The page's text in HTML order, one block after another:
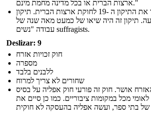
ארצות הברית או בכל מדינה מחמת מינם."
בשנת 1920, הקונגרס אשרר את התיקון ה -19 לחוקת ארצות הברית. תיקון
תיקון זה היה שיאו של כמעט מאה שנה של
עבודה "נשים suffragists.
Deslizar: 9
חוק זכויות אזרח
מספרה
ללבנים בלבד
שחורים לא צריך למרוח
אושר. חוק זה פורעי חוק אפליה על בסיס
מכל במקומות ציבוריים. כמו כן סיים את